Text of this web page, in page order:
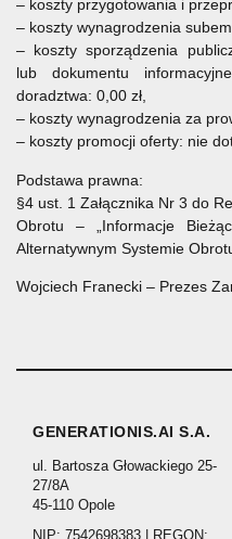
– koszty przygotowania i
– koszty wynagrodzenia
– koszty sporządzenia
lub dokumentu
doradztwa: 0,00 zł,
– koszty wynagrodzenia za
– koszty promocji oferty: nie
Podstawa prawna:
§4 ust. 1 Załącznika Nr 3 do
Obrotu – „Informacje
Alternatywnym Systemie
Wojciech Franecki – Prezes
GENERATIONIS.AI S.A.
ul. Bartosza Głowackiego 25-
27/8A
45-110 Opole
NIP: 7542698383 | REGON: